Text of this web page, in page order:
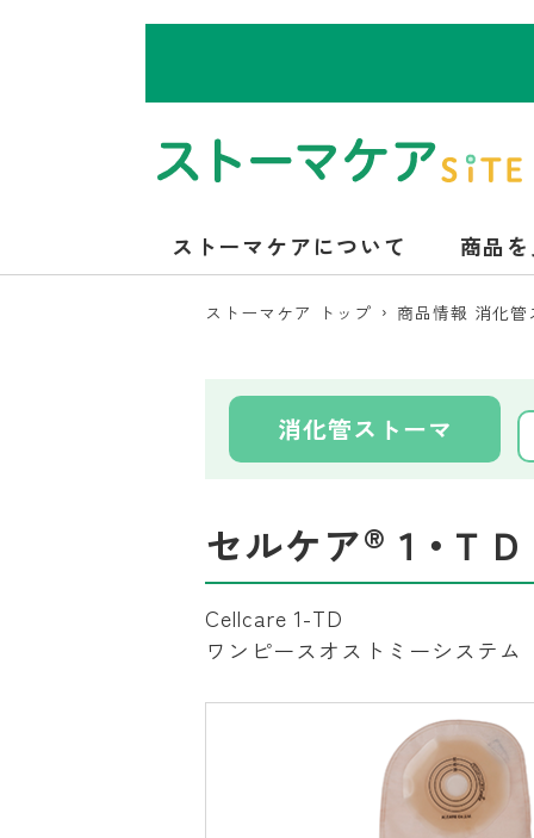
ストーマケアについて 商品
ストーマケア トップ 商品情報 消化
消化管ストーマ
セルケア® １・ＴＤ
Cellcare 1-TD
ワンピースオストミーシステム